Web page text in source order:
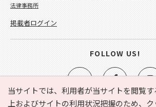
当サイトでは、利用者が当サイトを閲覧
上およびサイトの利用状況把握のため、ク
法律事務所
掲載者ログイン
FOLLOW US!